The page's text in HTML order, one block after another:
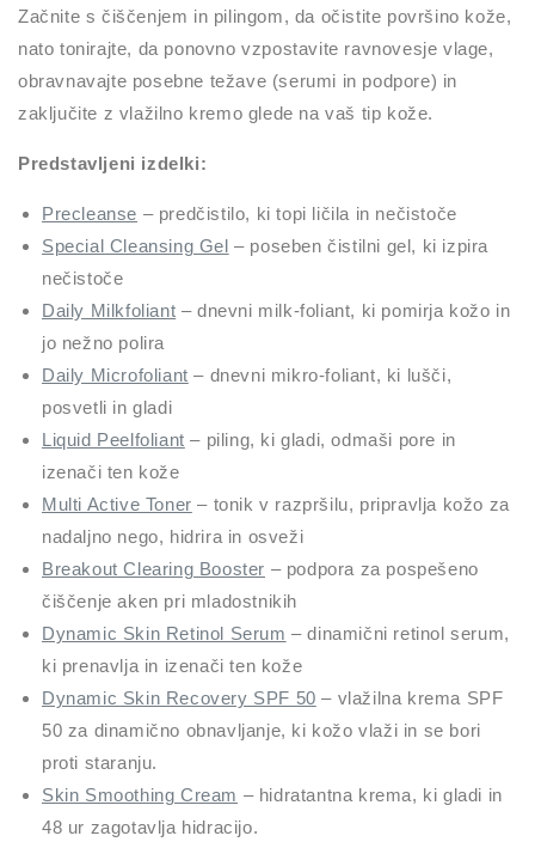
Začnite s čiščenjem in pilingom, da očistite površino kože,
nato tonirajte, da ponovno vzpostavite ravnovesje vlage,
obravnavajte posebne težave (serumi in podpore) in
zaključite z vlažilno kremo glede na vaš tip kože.
Predstavljeni izdelki:
Precleanse – predčistilo, ki topi ličila in nečistoče
Special Cleansing Gel – poseben čistilni gel, ki izpira
nečistoče
Daily Milkfoliant – dnevni milk-foliant, ki pomirja kožo in
jo nežno polira
Daily Microfoliant – dnevni mikro-foliant, ki lušči,
posvetli in gladi
Liquid Peelfoliant – piling, ki gladi, odmaši pore in
izenači ten kože
Multi Active Toner – tonik v razpršilu, pripravlja kožo za
nadaljno nego, hidrira in osveži
Breakout Clearing Booster – podpora za pospešeno
čiščenje aken pri mladostnikih
Dynamic Skin Retinol Serum – dinamični retinol serum,
ki prenavlja in izenači ten kože
Dynamic Skin Recovery SPF 50 – vlažilna krema SPF
50 za dinamično obnavljanje, ki kožo vlaži in se bori
proti staranju.
Skin Smoothing Cream – hidratantna krema, ki gladi in
48 ur zagotavlja hidracijo.